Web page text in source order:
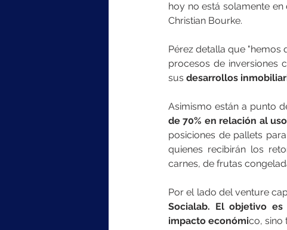
hoy no está solamente
Christian Bourke.
Pérez detalla que
procesos de inversiones
sus desarrollos
Asimismo están a punto
de 70% en relación al
posiciones de pallets
quienes recibirán los
carnes, de frutas
Por el lado del venture
Socialab. El objetivo
impacto económico, sino